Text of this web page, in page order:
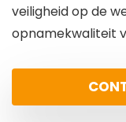
veiligheid op de
opnamekwaliteit